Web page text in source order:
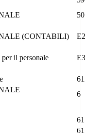
50
(CONTABILI) E2
il personale E3
6